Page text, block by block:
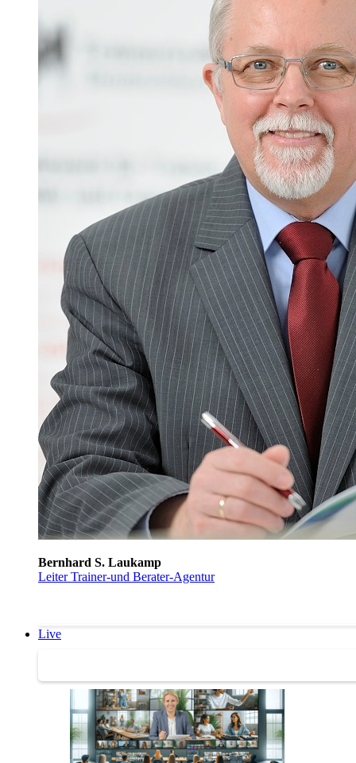
Bernhard S. Laukamp
Leiter Trainer-und Berater-Agentur
Live